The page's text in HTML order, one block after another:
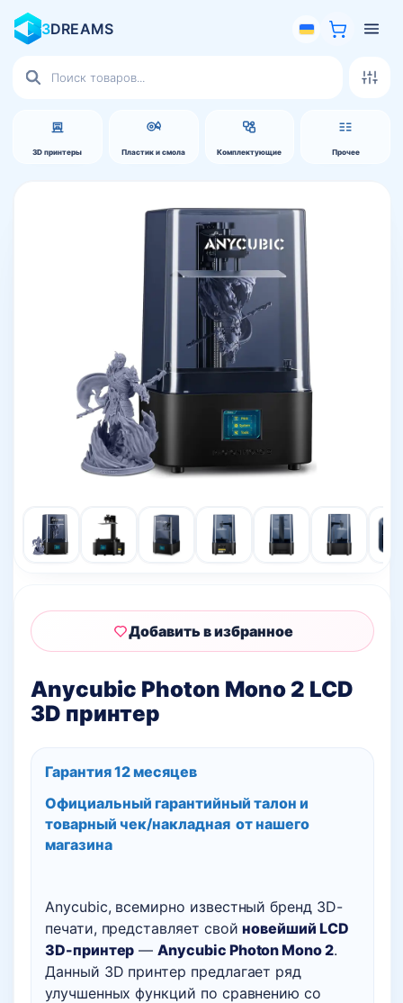
3DREAMS
3D принтеры Пластик и смола Комплектующие Прочее
товаров
Anycubic Photon Mono 2 LCD
3D принтер
Гарантия 12 месяцев
Официальный гарантийный талон и
товарный чек/накладная от нашего
магазина
Anycubic, всемирно известный бренд 3D-
печати, представляет свойновейший LCD
3D-принтер —Anycubic Photon Mono 2.
Данный 3D принтер предлагает ряд
улучшенных функций по сравнению со
Добавить в избранное